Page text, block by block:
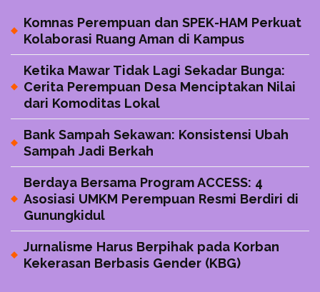
Komnas Perempuan dan SPEK-HAM Perkuat
Kolaborasi Ruang Aman di Kampus
Ketika Mawar Tidak Lagi Sekadar Bunga:
Cerita Perempuan Desa Menciptakan Nilai
dari Komoditas Lokal
Bank Sampah Sekawan: Konsistensi Ubah
Sampah Jadi Berkah
Berdaya Bersama Program ACCESS: 4
Asosiasi UMKM Perempuan Resmi Berdiri di
Gunungkidul
Jurnalisme Harus Berpihak pada Korban
Kekerasan Berbasis Gender (KBG)